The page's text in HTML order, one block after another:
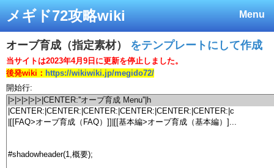
Menu
メギド72攻略wiki
オーブ育成（指定素材） をテンプレートにして作成
当サイトは2023年4月9日に更新を停止しました。
後発wiki： https://wikiwiki.jp/megido72/
開始行: